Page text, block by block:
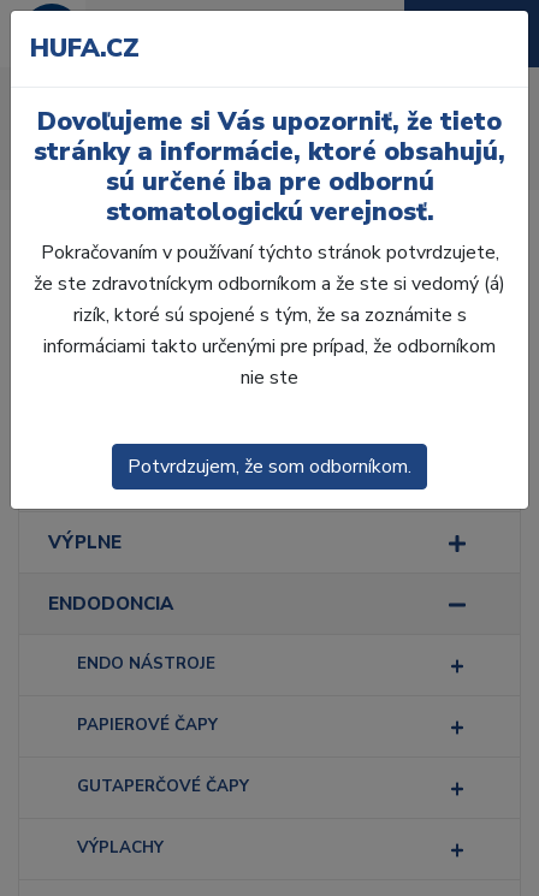
Úvod Ordinácia Endodoncia Kofferdam
Rámiky
Laboratórium, Zub.
technika
ODLTAČKOVANIE
VÝPLNE
ENDODONCIA
ENDO NÁSTROJE
PAPIEROVÉ ČAPY
GUTAPERČOVÉ ČAPY
VÝPLACHY
HUFA.CZ
Dovoľujeme si Vás upozorniť, že tieto
stránky a informácie, ktoré obsahujú,
sú určené iba pre odbornú
stomatologickú verejnosť.
Pokračovaním v používaní týchto stránok potvrdzujete,
že ste zdravotníckym odborníkom a že ste si vedomý (á)
rizík, ktoré sú spojené s tým, že sa zoznámite s
informáciami takto určenými pre prípad, že odborníkom
nie ste
Potvrdzujem, že som odborníkom.